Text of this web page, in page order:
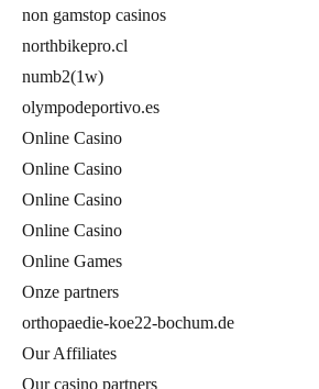
non gamstop casinos
northbikepro.cl
numb2(1w)
olympodeportivo.es
Online Casino
Online Casino
Online Casino
Online Casino
Online Games
Onze partners
orthopaedie-koe22-bochum.de
Our Affiliates
Our casino partners